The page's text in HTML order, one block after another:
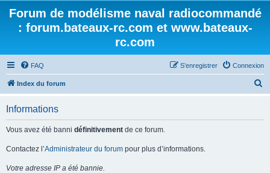
Forum de modélisme naval radiocommandé
: forum.bateaux-rc.com et www.bateaux-
rc.com
FAQ Connexion
S’enregistrer
Index du forum
Informations
Vous avez été banni définitivement de ce forum.
Contactez l’Administrateur du forum pour plus d’informations.
Votre adresse IP a été bannie.